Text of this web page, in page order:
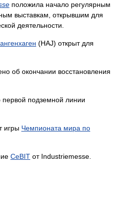
положила начало регулярным
выставкам, открывшим для
деятельности.
(HAJ) открыт для
об окончании восстановления
первой подземной линии
игры Чемпионата мира по
CeBIT от Industriemesse.